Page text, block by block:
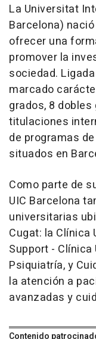
La Universitat
Barcelona)
ofrecer una
promover la
sociedad.
marcado
grados, 8
titulaciones
de programas
situados en
Como parte de
UIC Barcelona
universitarias
Cugat: la Clínica
Support -
Psiquiatría, y
la atención a
avanzadas y
Contenido